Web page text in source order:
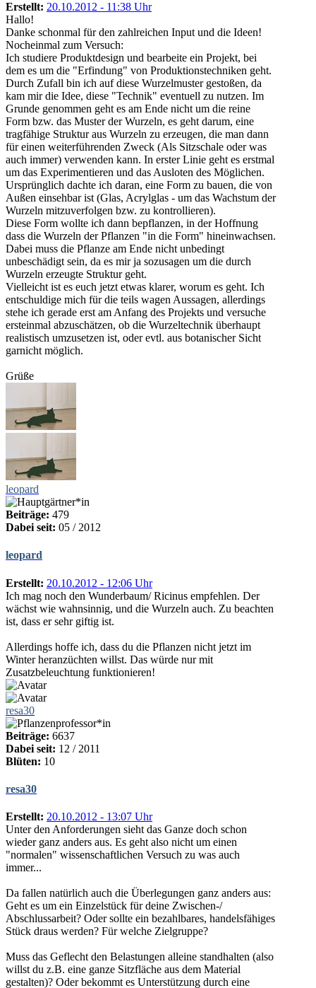
Erstellt: 20.10.2012 - 11:38 Uhr
Hallo!
Danke schonmal für den zahlreichen Input und die Ideen!
Nocheinmal zum Versuch:
Ich studiere Produktdesign und bearbeite ein Projekt, bei
dem es um die "Erfindung" von Produktionstechniken geht.
Durch Zufall bin ich auf diese Wurzelmuster gestoßen, da
kam mir die Idee, diese "Technik" eventuell zu nutzen. Im
Grunde genommen geht es am Ende nicht um die reine
Form bzw. das Muster der Wurzeln, es geht darum, eine
tragfähige Struktur aus Wurzeln zu erzeugen, die man dann
für einen weiterführenden Zweck (Als Sitzschale oder was
auch immer) verwenden kann. In erster Linie geht es erstmal
um das Experimentieren und das Ausloten des Möglichen.
Ursprünglich dachte ich daran, eine Form zu bauen, die von
Außen einsehbar ist (Glas, Acrylglas - um das Wachstum der
Wurzeln mitzuverfolgen bzw. zu kontrollieren).
Diese Form wollte ich dann bepflanzen, in der Hoffnung
dass die Wurzeln der Pflanzen "in die Form" hineinwachsen.
Dabei muss die Pflanze am Ende nicht unbedingt
unbeschädigt sein, da es mir ja sozusagen um die durch
Wurzeln erzeugte Struktur geht.
Vielleicht ist es euch jetzt etwas klarer, worum es geht. Ich
entschuldige mich für die teils wagen Aussagen, allerdings
stehe ich gerade erst am Anfang des Projekts und versuche
ersteinmal abzuschätzen, ob die Wurzeltechnik überhaupt
realistisch umzusetzen ist, oder evtl. aus botanischer Sicht
garnicht möglich.
Grüße
leopard
Beiträge: 479
Dabei seit: 05 / 2012
leopard
Erstellt: 20.10.2012 - 12:06 Uhr
Ich mag noch den Wunderbaum/ Ricinus empfehlen. Der
wächst wie wahnsinnig, und die Wurzeln auch. Zu beachten
ist, dass er sehr giftig ist.
Allerdings hoffe ich, dass du die Pflanzen nicht jetzt im
Winter heranzüchten willst. Das würde nur mit
Zusatzbeleuchtung funktionieren!
resa30
Beiträge: 6637
Dabei seit: 12 / 2011
Blüten: 10
resa30
Erstellt: 20.10.2012 - 13:07 Uhr
Unter den Anforderungen sieht das Ganze doch schon
wieder ganz anders aus. Es geht also nicht um einen
"normalen" wissenschaftlichen Versuch zu was auch
immer...
Da fallen natürlich auch die Überlegungen ganz anders aus:
Geht es um ein Einzelstück für deine Zwischen-/
Abschlussarbeit? Oder sollte ein bezahlbares, handelsfähiges
Stück draus werden? Für welche Zielgruppe?
Muss das Geflecht den Belastungen alleine standhalten (also
willst du z.B. eine ganze Sitzfläche aus dem Material
gestalten)? Oder bekommt es Unterstützung durch eine